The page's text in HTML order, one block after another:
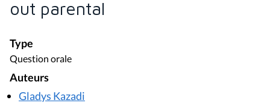
out parental
Type
Question orale
Auteurs
Gladys Kazadi